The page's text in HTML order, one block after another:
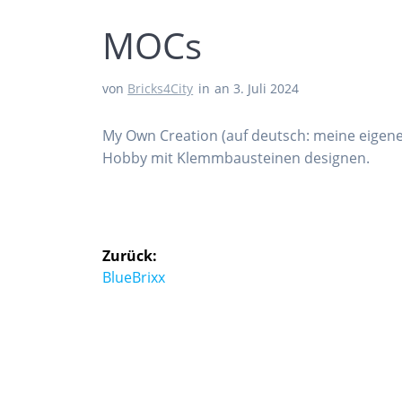
MOCs
von Bricks4City in an 3. Juli 2024
My Own Creation (auf deutsch: meine
Hobby mit Klemmbausteinen designen.
Beitragsnavigation
Zurück:
Vorheriger
BlueBrixx